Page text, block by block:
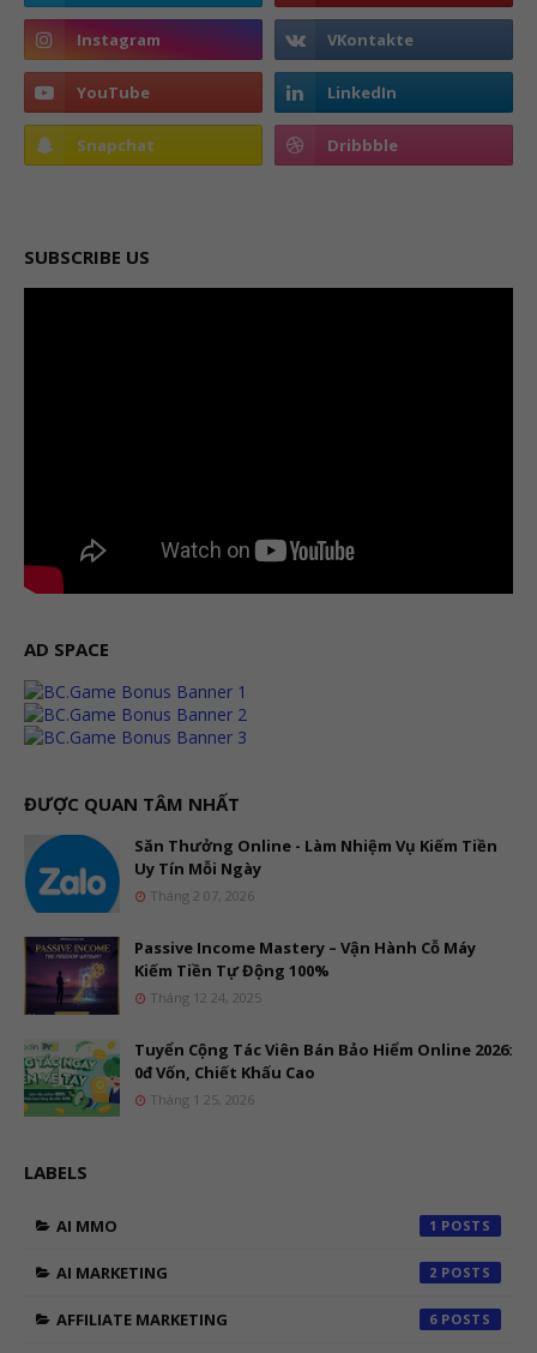
SUBSCRIBE US
AD SPACE
ĐƯỢC QUAN TÂM NHẤT
Săn Thưởng Online - Làm Nhiệm Vụ Kiếm Tiền
Uy Tín Mỗi Ngày
Tháng 2 07, 2026
Passive Income Mastery – Vận Hành Cỗ Máy
Kiếm Tiền Tự Động 100%
Tháng 12 24, 2025
Tuyển Cộng Tác Viên Bán Bảo Hiểm Online 2026:
0đ Vốn, Chiết Khấu Cao
Tháng 1 25, 2026
LABELS
AI MMO 1
AI MARKETING 2
AFFILIATE MARKETING 6